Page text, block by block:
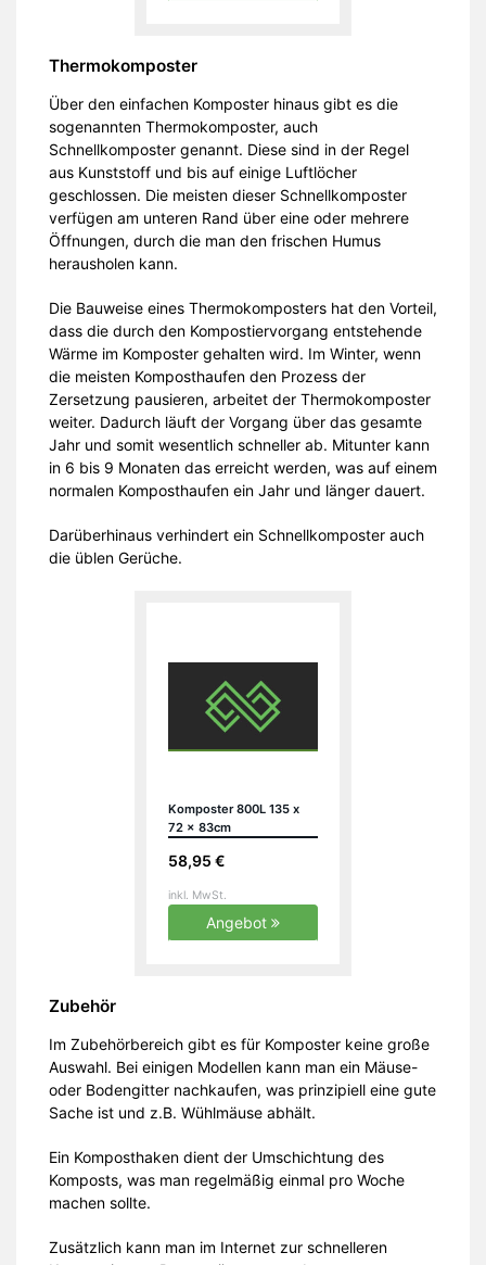
Thermokomposter
Über den einfachen Komposter hinaus gibt es die
sogenannten Thermokomposter, auch
Schnellkomposter genannt. Diese sind in der Regel
aus Kunststoff und bis auf einige Luftlöcher
geschlossen. Die meisten dieser Schnellkomposter
verfügen am unteren Rand über eine oder mehrere
Öffnungen, durch die man den frischen Humus
herausholen kann.
Die Bauweise eines Thermokomposters hat den Vorteil,
dass die durch den Kompostiervorgang entstehende
Wärme im Komposter gehalten wird. Im Winter, wenn
die meisten Komposthaufen den Prozess der
Zersetzung pausieren, arbeitet der Thermokomposter
weiter. Dadurch läuft der Vorgang über das gesamte
Jahr und somit wesentlich schneller ab. Mitunter kann
in 6 bis 9 Monaten das erreicht werden, was auf einem
normalen Komposthaufen ein Jahr und länger dauert.
Darüberhinaus verhindert ein Schnellkomposter auch
die üblen Gerüche.
Komposter 800L 135 x
72 x 83cm
Deckel klappbar
Thermokomposter
Schnellkomposter
58,95 €
inkl. MwSt.
Angebot
Zubehör
Im Zubehörbereich gibt es für Komposter keine große
Auswahl. Bei einigen Modellen kann man ein Mäuse-
oder Bodengitter nachkaufen, was prinzipiell eine gute
Sache ist und z.B. Wühlmäuse abhält.
Ein Komposthaken dient der Umschichtung des
Komposts, was man regelmäßig einmal pro Woche
machen sollte.
Zusätzlich kann man im Internet zur schnelleren